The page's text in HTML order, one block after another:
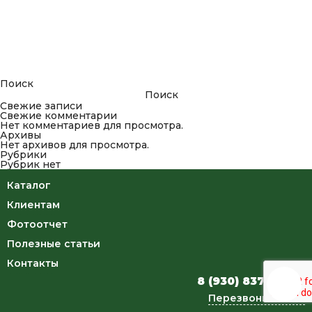
Поиск
Поиск
Свежие записи
Свежие комментарии
Нет комментариев для просмотра.
Архивы
Нет архивов для просмотра.
Рубрики
Рубрик нет
Каталог
Клиентам
Фотоотчет
Полезные статьи
Контакты
8 (930) 837-34-46
Перезвоните мне